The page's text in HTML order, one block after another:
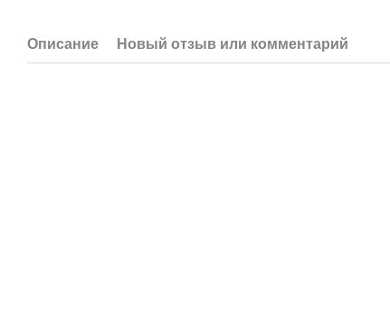
Описание Новый отзыв или комментарий